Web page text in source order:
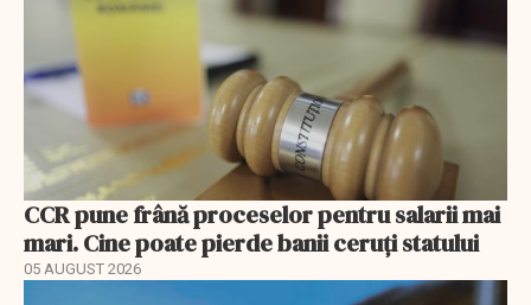
CCR pune frână proceselor pentru salarii mai
mari. Cine poate pierde banii ceruți statului
05 AUGUST 2026